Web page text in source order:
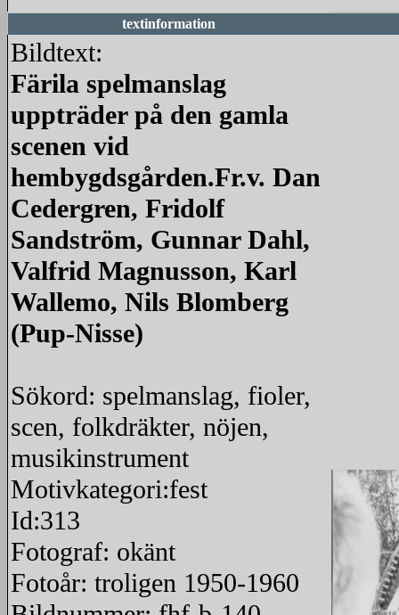
textinformation
Bildtext:
Färila spelmanslag
uppträder på den gamla
scenen vid
hembygdsgården.Fr.v. Dan
Cedergren, Fridolf
Sandström, Gunnar Dahl,
Valfrid Magnusson, Karl
Wallemo, Nils Blomberg
(Pup-Nisse)
Sökord: spelmanslag, fioler,
scen, folkdräkter, nöjen,
musikinstrument
Motivkategori:fest
Id:313
Fotograf: okänt
Fotoår: troligen 1950-1960